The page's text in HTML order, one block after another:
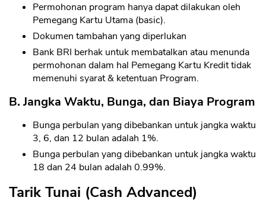
Permohonan program hanya dapat dilakukan oleh
Pemegang Kartu Utama (basic).
Dokumen tambahan yang diperlukan
Bank BRI berhak untuk membatalkan atau menunda
permohonan dalam hal Pemegang Kartu Kredit tidak
memenuhi syarat & ketentuan Program.
B. Jangka Waktu, Bunga, dan Biaya Program
Bunga perbulan yang dibebankan untuk jangka waktu
3, 6, dan 12 bulan adalah 1%.
Bunga perbulan yang dibebankan untuk jangka waktu
18 dan 24 bulan adalah 0.99%.
Tarik Tunai (Cash Advanced)